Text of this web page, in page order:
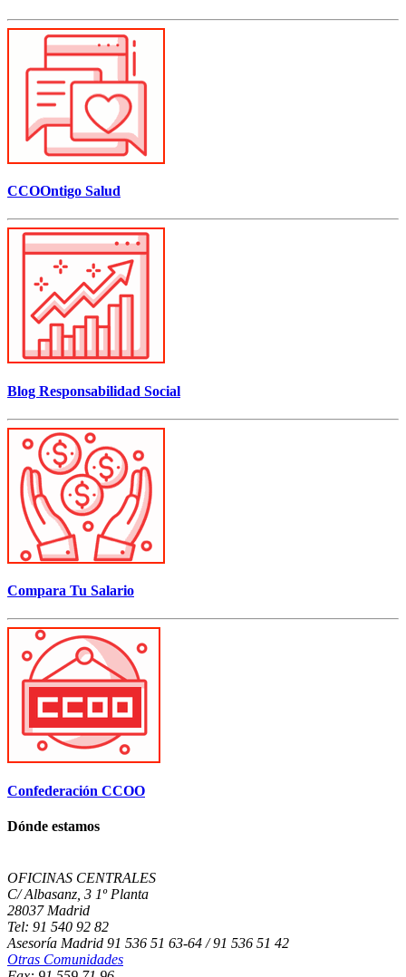
CCOOntigo Salud
Blog Responsabilidad Social
Compara Tu Salario
Confederación CCOO
Dónde estamos
OFICINAS CENTRALES
C/ Albasanz, 3 1º Planta
28037 Madrid
Tel: 91 540 92 82
Asesoría Madrid 91 536 51 63-64 / 91 536 51 42
Otras Comunidades